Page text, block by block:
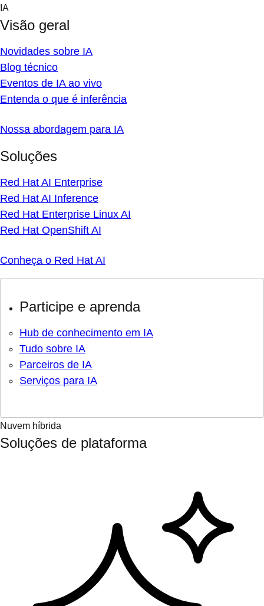
Skip
content
IA
Visão geral
Novidades sobre IA
Blog técnico
Eventos de IA ao vivo
Entenda o que é inferência
Nossa abordagem para IA
Soluções
Red Hat AI Enterprise
Red Hat AI Inference
Red Hat Enterprise Linux AI
Red Hat OpenShift AI
Conheça o Red Hat AI
Participe e aprenda
Hub de conhecimento em IA
Tudo sobre IA
Parceiros de IA
Serviços para IA
Nuvem híbrida
Soluções de plataforma